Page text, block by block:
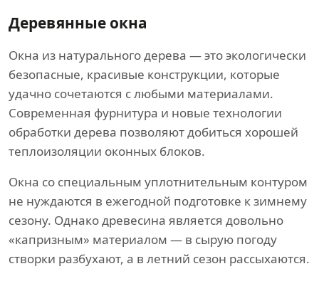
Деревянные окна
Окна из натурального дерева — это экологически
безопасные, красивые конструкции, которые
удачно сочетаются с любыми материалами.
Современная фурнитура и новые технологии
обработки дерева позволяют добиться хорошей
теплоизоляции оконных блоков.
Окна со специальным уплотнительным контуром
не нуждаются в ежегодной подготовке к зимнему
сезону. Однако древесина является довольно
«капризным» материалом — в сырую погоду
створки разбухают, а в летний сезон рассыхаются.